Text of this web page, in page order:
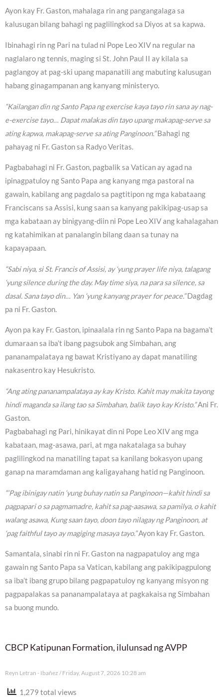
Ayon kay Fr. Gaston, mahalaga rin ang pangangalaga sa
kalusugan bilang bahagi ng paglilingkod sa Diyos at sa kapwa.
Ibinahagi rin ng Pari na tulad ni Pope Leo XIV na regular na
naglalaro ng tennis, maging si St. John Paul II ay kilala sa
paglangoy at pag-ski upang mapanatili ang mabuting kalusugan
habang ginagampanan ang kanyang ministeryo.
“Kailangan din ng Santo Papa ng exercise kaya tayo rin sana ay nag-
e-exercise tayo… Dapat malakas din tayo upang makapag-serve sa
ating kapwa, makapag-serve sa ating Panginoon.”Bahagi ng
pahayag ni Fr. Gaston sa Radyo Veritas.
Pagbabahagi ni Fr. Gaston, pagbalik sa Vatican ay agad na
ipinagpatuloy ng Santo Papa ang kanyang mga pastoral na
gawain, kabilang ang pagdalo sa pagtitipon ng mga kabataang
Franciscans sa Assisi, kung saan sa kanyang pakikipag-usap sa
mga kabataan ay binigyang-diin ni Pope Leo XIV ang kahalagahan
ng katahimikan at panalangin bilang daan sa tunay na
kapayapaan.
“Sabi niya, si St. Francis of Assisi, ay ‘yung prayer life niya, talagang
‘yung silence during the day. May time siya, na para sa silence, sa
dasal. Sana tayo din… Yan ‘yung kanyang prayer for peace.”Dagdag
pa ni Fr. Gaston.
Ayon pa kay Fr. Gaston, ipinaalala rin ng Santo Papa na bagama’t
dumaraan sa iba’t ibang pagsubok ang Simbahan, ang
pananampalataya ng bawat Kristiyano ay dapat manatiling
nakasentro kay Hesukristo.
“Ang ating pananampalataya ay kay Kristo. Kahit may makita tayong
hindi maganda sa ilang tao sa Simbahan, balik tayo kay Kristo.”Ani Fr.
Gaston.
Pagbabahagi ng Pari, hinikayat din ni Pope Leo XIV ang mga
kabataan, mag-asawa, pari, at mga nakatalaga sa buhay
paglilingkod na manatiling tapat sa kanilang bokasyon upang
ganap na maramdaman ang kaligayahang hatid ng Panginoon.
“‘Pag ibinigay natin ‘yung buhay natin sa Panginoon—kahit hindi sa
pagpapari o sa pagmamadre, kahit sa pag-aasawa, sa pamilya, o kahit
walang asawa, Kung saan tayo, doon tayo nilagay ng Panginoon, at
‘pag faithful tayo ay magiging masaya tayo.”Ayon kay Fr. Gaston.
Samantala, sinabi rin ni Fr. Gaston na nagpapatuloy ang mga
gawain ng Santo Papa sa Vatican, kabilang ang pakikipagpulong
sa iba’t ibang grupo bilang pagpapatuloy ng kanyang misyon ng
pagpapalakas sa pananampalataya at pagkakaisa ng Simbahan
sa buong mundo.
CBCP Katipunan Formation, ilulunsad ng AVPP
Reyn Letran - Ibañez Friday, August 7, 2026 10:28 am
1,279 total views